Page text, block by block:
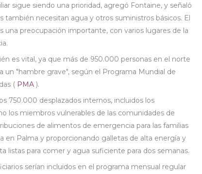
sigue siendo una prioridad, agregó Fontaine, y señaló
también necesitan agua y otros suministros básicos. El
una preocupación importante, con varios lugares de la
es vital, ya que más de 950.000 personas en el norte
un "hambre grave", según el Programa Mundial de
( PMA ).
750.000 desplazados internos, incluidos los
los miembros vulnerables de las comunidades de
de alimentos de emergencia para las familias
en Palma y proporcionando galletas de alta energía y
listas para comer y agua suficiente para dos semanas.
serían incluidos en el programa mensual regular